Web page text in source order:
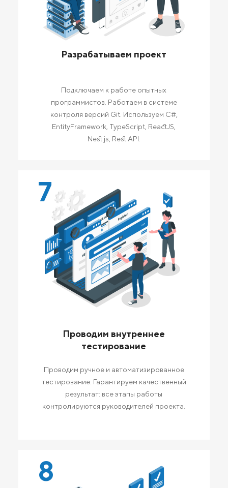
Разрабатываем проект
Подключаем к работе опытных
программистов. Работаем в системе
контроля версий Git. Используем C#,
EntityFramework, TypeScript, ReactJS,
Nest.js, Rest API.
7
Проводим внутреннее
тестирование
Проводим ручное и автоматизированное
тестирование. Гарантируем качественный
результат: все этапы работы
контролируются руководителей проекта.
8